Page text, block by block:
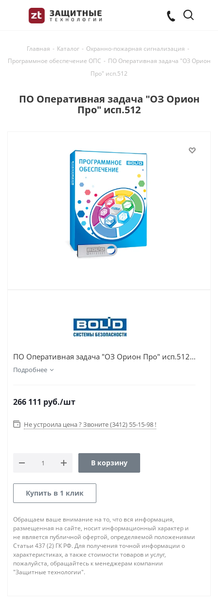
Главная - Каталог - Охранно-пожарная сигнализация -
Программное обеспечение ОПС - ПО Оперативная задача "ОЗ Орион
Про" исп.512
ПО Оперативная задача "ОЗ Орион
Про" исп.512
ПО Оперативная задача "ОЗ Орион Про" исп.512...
Подробнее
266 111 руб./шт
Не устроила цена ? Звоните (3412) 55-15-98 !
В корзину
Купить в 1 клик
Обращаем ваше внимание на то, что вся информация,
размещенная на сайте, носит информационный характер и
не является публичной офертой, определяемой положениями
Статьи 437 (2) ГК РФ. Для получения точной информации о
характеристиках, а также стоимости товаров и услуг,
пожалуйста, обращайтесь к менеджерам компании
"Защитные технологии".